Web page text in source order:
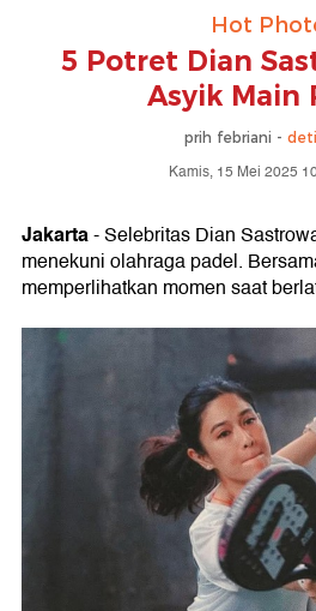
Hot
5 Potret Dian
Asyik Main
prih febriani -
Kamis, 15 Mei 2025
Jakarta- Selebritas Dian
menekuni olahraga padel.
memperlihatkan momen saat